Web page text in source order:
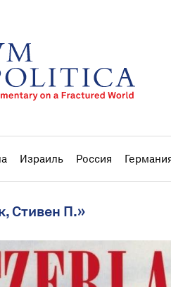
Израиль Россия
Стивен П.»